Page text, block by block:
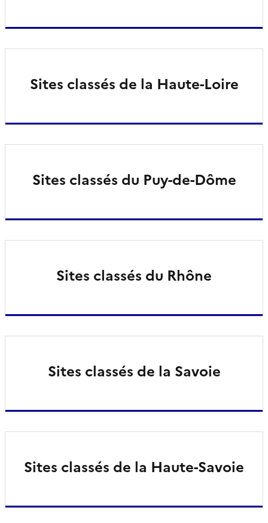
Sites classés de la Haute-Loire
Sites classés du Puy-de-Dôme
Sites classés du Rhône
Sites classés de la Savoie
Sites classés de la Haute-Savoie